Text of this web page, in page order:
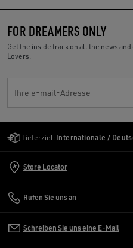
FOR DREAMERS ONLY
Get the inside track on all the news
Lovers.
Ihre e-mail-Adresse
Lieferziel: Internationale /
Store Locator
Rufen Sie uns an
Schreiben Sie uns eine E-Mail